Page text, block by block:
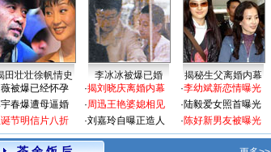
田壮壮徐帆情史 李冰冰被爆已婚
揭秘生父离婚内幕
被爆已经怀孕
春爆遭母逼婚
节明信片八折
·揭刘晓庆离婚内幕
·周迅王艳婆媳相见
·刘嘉玲自曝正造人
·李幼斌新恋情曝光
·陆毅爱女照首曝光
·陈好新男友被曝光